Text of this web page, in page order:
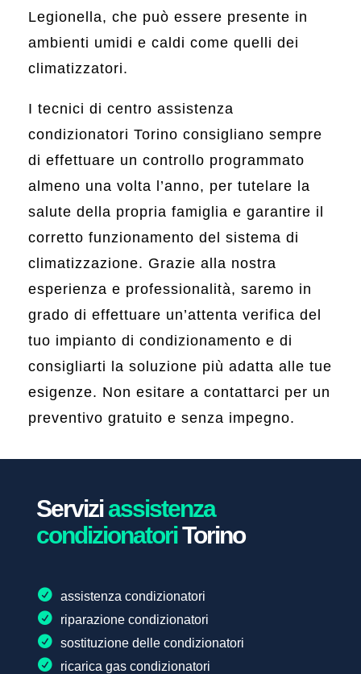
Legionella, che può essere presente in
ambienti umidi e caldi come quelli dei
climatizzatori.
I tecnici di centro assistenza
condizionatori Torino consigliano sempre
di effettuare un controllo programmato
almeno una volta l’anno, per tutelare la
salute della propria famiglia e garantire il
corretto funzionamento del sistema di
climatizzazione. Grazie alla nostra
esperienza e professionalità, saremo in
grado di effettuare un’attenta verifica del
tuo impianto di condizionamento e di
consigliarti la soluzione più adatta alle tue
esigenze. Non esitare a contattarci per un
preventivo gratuito e senza impegno.
Serviziassistenza
condizionatoriTorino
assistenza condizionatori
riparazione condizionatori
sostituzione delle condizionatori
ricarica gas condizionatori